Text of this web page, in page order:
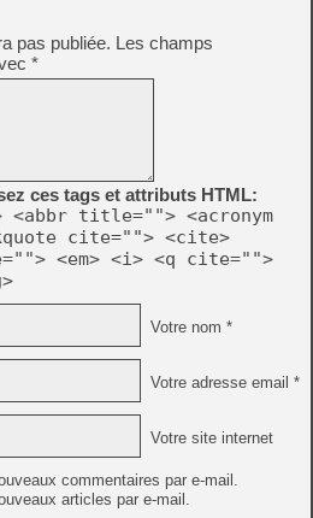
pas publiée. Les champs
*
ces tags et attributs HTML:
title=""> <acronym
cite=""> <cite>
<em> <i> <q cite="">
Votre nom *
Votre adresse email *
Votre site internet
commentaires par e-mail.
articles par e-mail.